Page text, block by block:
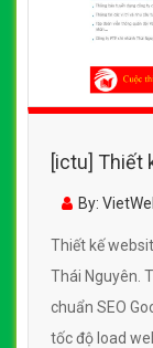
[ictu] Thiết
nghệ
By:
Thiết kế
Thái Nguyên.
chuẩn SEO
tốc độ load